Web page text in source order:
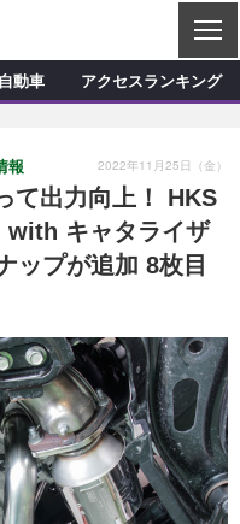
C
L
S
ショップ訪問記
デモカー製作記
カスタマイズ新製品情報
カーグッズ新製品情報
自動車 アクセスランキング
て出力向上！ HKS
with キャタライザ
ップが追加 8枚目
報 2022年11月25日（金）